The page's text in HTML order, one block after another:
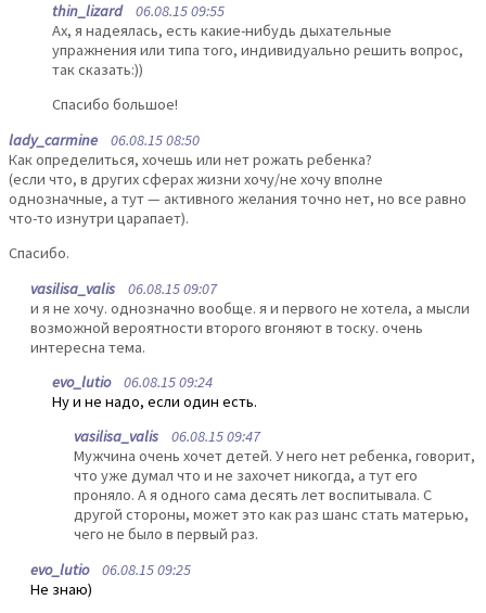
thin_lizard06.08.15 09:55
Ах, я надеялась, есть какие-нибудь дыхательные
упражнения или типа того, индивидуально решить вопрос,
так сказать:))
Спасибо большое!
lady_carmine 06.08.15 08:50
Как определиться, хочешь или нет рожать ребенка?
(если что, в других сферах жизни хочу/не хочу вполне
однозначные, а тут — активного желания точно нет, но все равно
что-то изнутри царапает).
Спасибо.
vasilisa_valis 06.08.15 09:07
и я не хочу. однозначно вообще. я и первого не хотела, а мысли
возможной вероятности второго вгоняют в тоску. очень
интересна тема.
evo_lutio06.08.15 09:24
Ну и не надо, если один есть.
vasilisa_valis 06.08.15 09:47
Мужчина очень хочет детей. У него нет ребенка, говорит,
что уже думал что и не захочет никогда, а тут его
проняло. А я одного сама десять лет воспитывала. С
другой стороны, может это как раз шанс стать матерью,
чего не было в первый раз.
evo_lutio06.08.15 09:25
Не знаю)